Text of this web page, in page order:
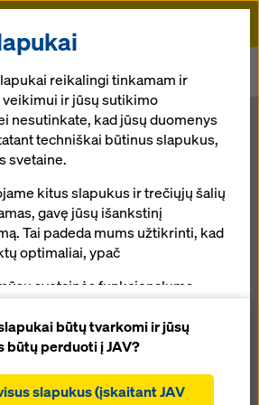
sprendimus parodoje „bauma 2022“
papildo daugybę klojinių
pristato
2022“
reikalingi tinkamam ir
ir jūsų sutikimo
nesutinkate, kad jūsų duomenys
techniškai būtinus slapukus,
svetaine.
kitus slapukus ir trečiųjų šalių
gavę jūsų išankstinį
Tai padeda mums užtikrinti, kad
optimaliai, ypač
svetainės funkcionalumą
pirkimo procesui naudojantis
parduotuve (funkciniai ir
naudotojui, tinkamą reklamą tam
būtų tvarkomi ir jūsų
būtų perduoti į JAV?
slapukus (įskaitant JAV